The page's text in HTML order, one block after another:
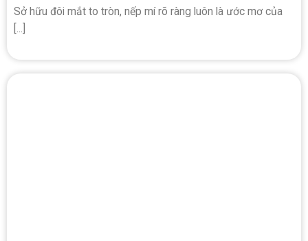
Sở hữu đôi mắt to tròn, nếp mí rõ ràng luôn là ước mơ của
[...]